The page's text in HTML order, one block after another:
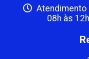
Atendimento
08h às